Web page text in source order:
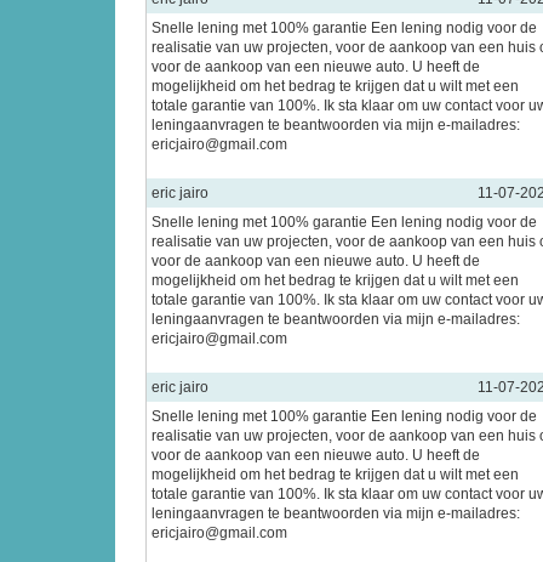
Snelle lening met 100% garantie Een lening nodig voor de
realisatie van uw projecten, voor de aankoop van een huis
voor de aankoop van een nieuwe auto. U heeft de
mogelijkheid om het bedrag te krijgen dat u wilt met een
totale garantie van 100%. Ik sta klaar om uw contact voor
leningaanvragen te beantwoorden via mijn e-mailadres:
ericjairo@gmail.com
eric jairo
11-07-
Snelle lening met 100% garantie Een lening nodig voor de
realisatie van uw projecten, voor de aankoop van een huis
voor de aankoop van een nieuwe auto. U heeft de
mogelijkheid om het bedrag te krijgen dat u wilt met een
totale garantie van 100%. Ik sta klaar om uw contact voor
leningaanvragen te beantwoorden via mijn e-mailadres:
ericjairo@gmail.com
eric jairo
11-07-
Snelle lening met 100% garantie Een lening nodig voor de
realisatie van uw projecten, voor de aankoop van een huis
voor de aankoop van een nieuwe auto. U heeft de
mogelijkheid om het bedrag te krijgen dat u wilt met een
totale garantie van 100%. Ik sta klaar om uw contact voor
leningaanvragen te beantwoorden via mijn e-mailadres:
ericjairo@gmail.com